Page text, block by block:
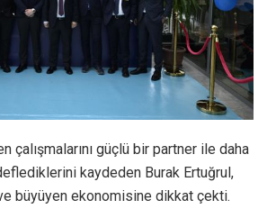
çalışmalarını güçlü bir partner ile daha
kaydeden Burak Ertuğrul,
büyüyen ekonomisine dikkat çekti.